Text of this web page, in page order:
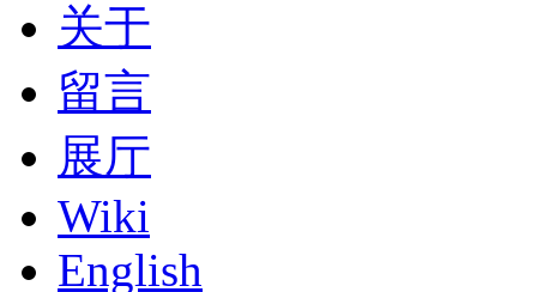
关于
留言
展厅
Wiki
English